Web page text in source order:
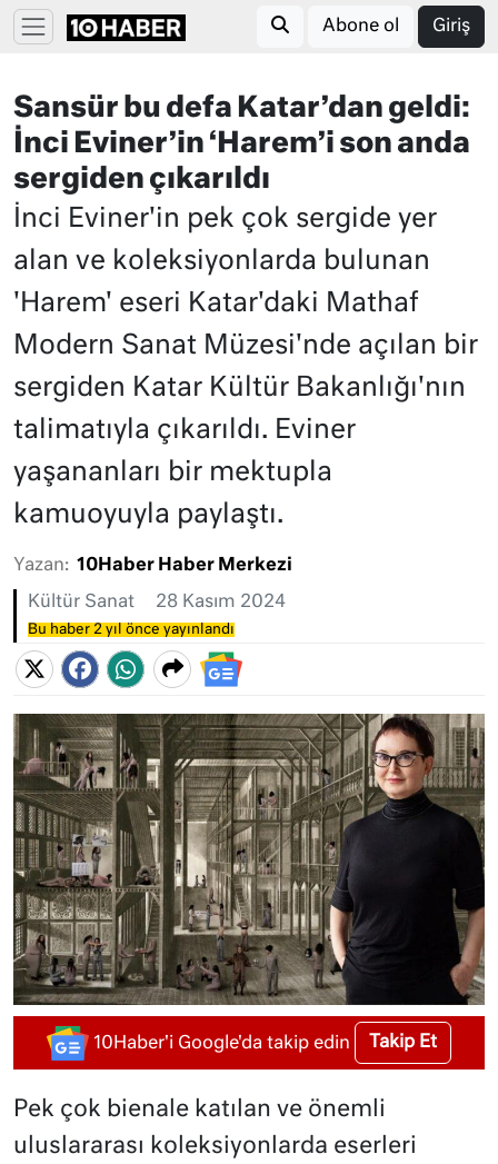
Abone ol Giriş
Sansür bu defa Katar’dan geldi:
İnci Eviner’in ‘Harem’i son anda
sergiden çıkarıldı
İnci Eviner'in pek çok sergide yer
alan ve koleksiyonlarda bulunan
'Harem' eseri Katar'daki Mathaf
Modern Sanat Müzesi'nde açılan bir
sergiden Katar Kültür Bakanlığı'nın
talimatıyla çıkarıldı. Eviner
yaşananları bir mektupla
kamuoyuyla paylaştı.
Yazan: 10Haber Haber Merkezi
Kültür Sanat 28 Kasım 2024
Bu haber 2 yıl önce yayınlandı
10Haber'i Google'da takip edin Takip Et
Pek çok bienale katılan ve önemli
uluslararası koleksiyonlarda eserleri